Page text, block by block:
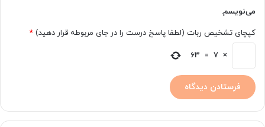
می‌نویسم.
کپچای تشخیص ربات (لطفا پاسخ درست را در جای مربوطه قرار دهید) *
×
7
=
63